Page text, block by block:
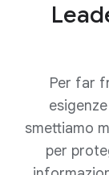
Per far
smettiamo
per